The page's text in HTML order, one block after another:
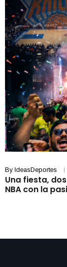
By IdeasDeportes
Una fiesta,
NBA con la